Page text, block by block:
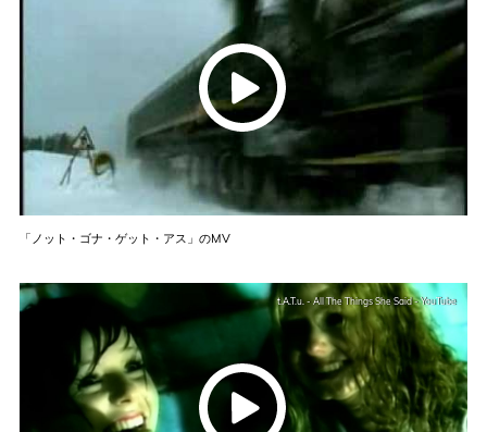
「ノット・ゴナ・ゲット・アス」のMV
t.A.T.u. - All The Things She Said - YouTube